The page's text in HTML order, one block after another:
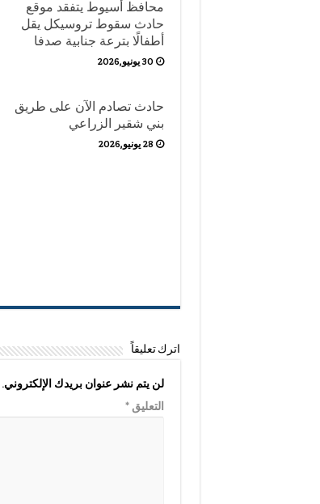
محافظ أسيوط يتفقد موقع
حادث سقوط تروسيكل يقل
أطفالًا بترعة جنابية صدفا
30 يونيو,2026
حادث تصادم الآن على طريق
بني شقير الزراعي
28 يونيو,2026
اترك تعليقاً
لن يتم نشر عنوان بريدك الإلكتروني.
التعليق*